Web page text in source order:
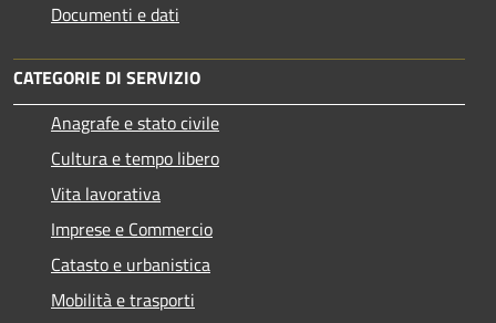
Documenti e dati
CATEGORIE DI SERVIZIO
Anagrafe e stato civile
Cultura e tempo libero
Vita lavorativa
Imprese e Commercio
Catasto e urbanistica
Mobilità e trasporti